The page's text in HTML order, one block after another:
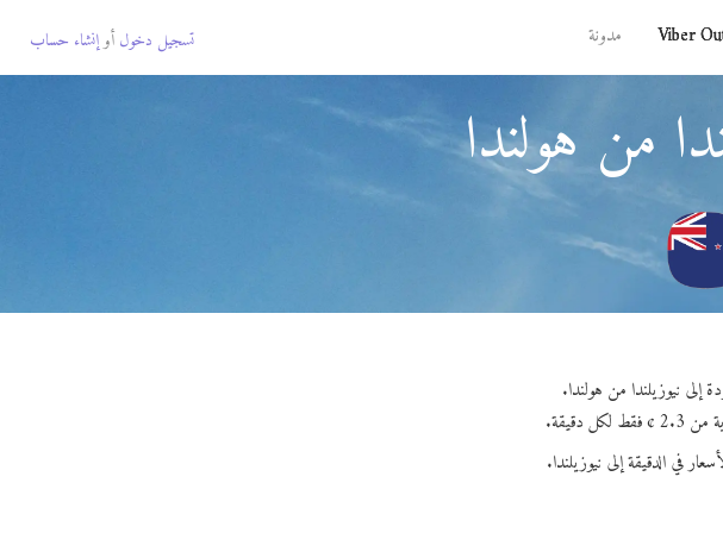
Viber مدونة تسجيل دخول أوإنشاء حساب
من هولندا
في الدقيقة إلى نيوزيلندا.